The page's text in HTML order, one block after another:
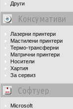
Други
Консумативи
Лазерни принтери
Мастилени принтери
Термо-трансферни
Матрични принтери
Носители
Хартия
За сервиз
Софтуер
Microsoft